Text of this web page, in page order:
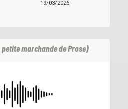
19/03/2026
marchande de Prose)